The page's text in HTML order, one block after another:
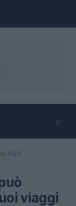
⌕
PUÒ
viaggi